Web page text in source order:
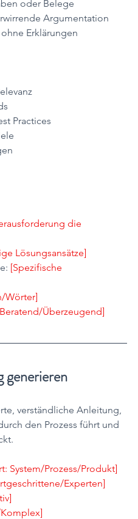
oder Belege
Argumentation
ohne Erklärungen
Practices
die
Lösungsansätze]
[Spezifische
Wörter]
Überzeugend]
generieren
verständliche Anleitung,
den Prozess führt und
System/Prozess/Produkt]
Experten]